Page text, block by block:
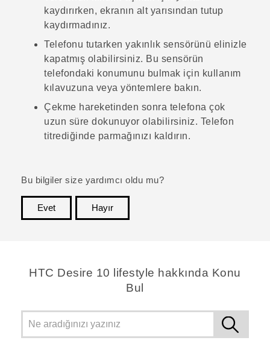
kaydırırken, ekranın alt yarısından tutup
kaydırmadınız.
Telefonu tutarken yakınlık sensörünü elinizle
kapatmış olabilirsiniz. Bu sensörün
telefondaki konumunu bulmak için kullanım
kılavuzuna veya yöntemlere bakın.
Çekme hareketinden sonra telefona çok
uzun süre dokunuyor olabilirsiniz. Telefon
titrediğinde parmağınızı kaldırın.
Bu bilgiler size yardımcı oldu mu?
Evet
Hayır
HTC Desire 10 lifestyle hakkında Konu
Bul